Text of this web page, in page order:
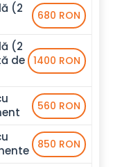
(2
680 RON
(2
de 1400 RON
560 RON
850 RON